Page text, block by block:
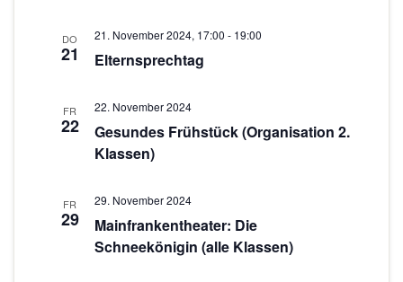
i
s
DO
21
21. November 2024, 17:00 - 19:00
Elternsprechtag
FR
22
22. November 2024
Gesundes Frühstück (Organisation 2.
Klassen)
FR
29
29. November 2024
Mainfrankentheater: Die
Schneekönigin (alle Klassen)